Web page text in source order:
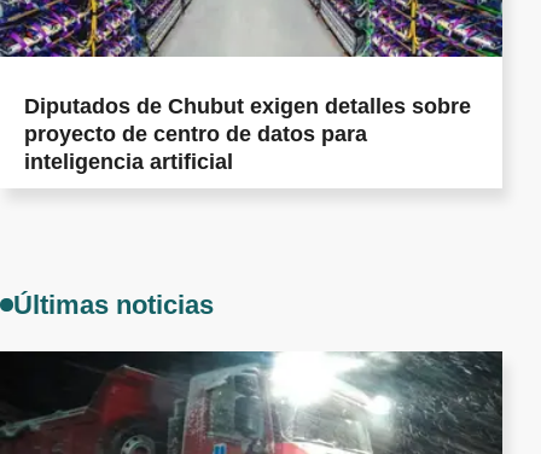
Diputados de Chubut exigen detalles sobre
proyecto de centro de datos para
inteligencia artificial
Últimas noticias